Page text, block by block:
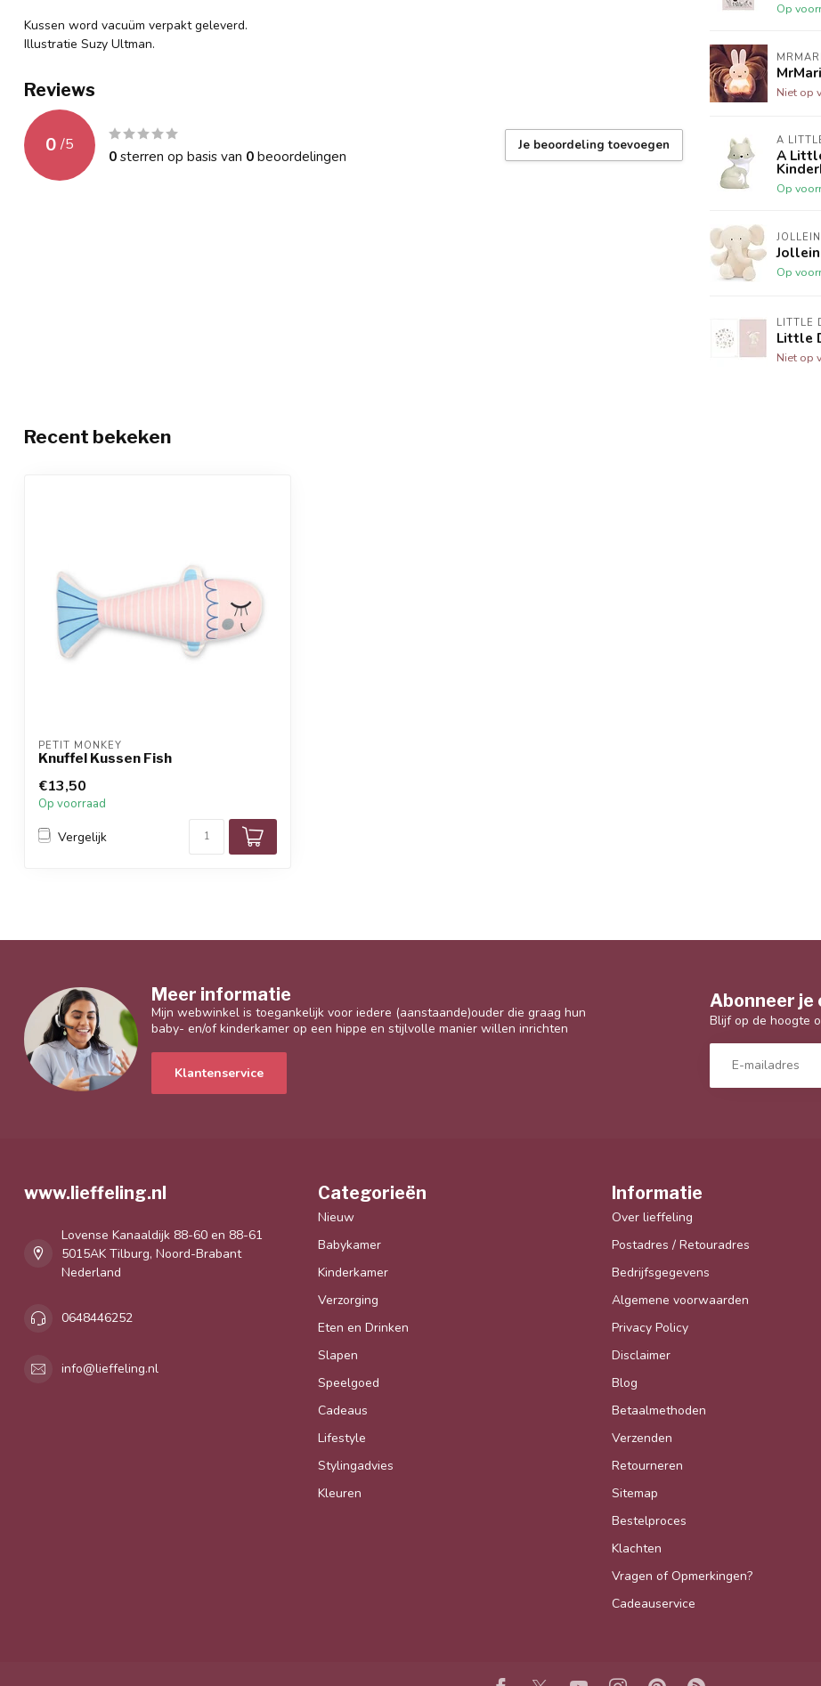
Kussen word vacuüm verpakt geleverd.
Illustratie Suzy Ultman.
Reviews
0 /5
0sterren op basis van 0beoordelingen
Je beoordeling toevoegen
Op
Niet op
A
A
Op
JOLLEIN
Op
LITTLE
Little
Niet op
Recent bekeken
PETIT MONKEY
Knuffel Kussen Fish
€13,50
Op voorraad
Vergelijk
Meer informatie
Mijn webwinkel is toegankelijk voor iedere (aanstaande)ouder die graag hun
baby- en/of kinderkamer op een hippe en stijlvolle manier willen inrichten
Klantenservice
Abonneer je
Blijf op de hoogte
www.lieffeling.nl
Lovense Kanaaldijk 88-60 en 88-61
5015AK Tilburg, Noord-Brabant
Nederland
0648446252
info@lieffeling.nl
Categorieën
Nieuw
Babykamer
Kinderkamer
Verzorging
Eten en Drinken
Slapen
Speelgoed
Cadeaus
Lifestyle
Stylingadvies
Kleuren
Informatie
Over lieffeling
Postadres / Retouradres
Bedrijfsgegevens
Algemene voorwaarden
Privacy Policy
Disclaimer
Blog
Betaalmethoden
Verzenden
Retourneren
Sitemap
Bestelproces
Klachten
Vragen of Opmerkingen?
Cadeauservice